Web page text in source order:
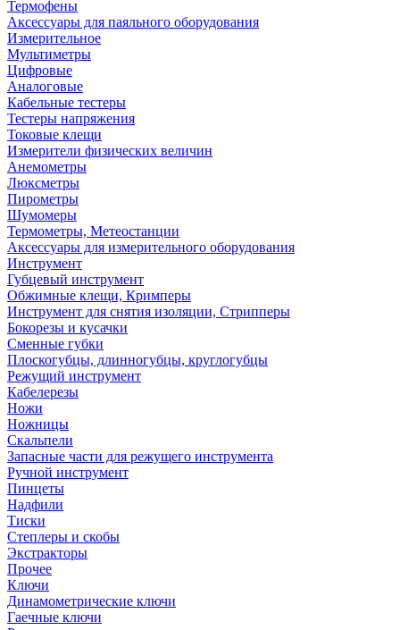
Термофены
Аксессуары для паяльного оборудования
Измерительное
Мультиметры
Цифровые
Аналоговые
Кабельные тестеры
Тестеры напряжения
Токовые клещи
Измерители физических величин
Анемометры
Люксметры
Пирометры
Шумомеры
Термометры, Метеостанции
Аксессуары для измерительного оборудования
Инструмент
Губцевый инструмент
Обжимные клещи, Кримперы
Инструмент для снятия изоляции, Стрипперы
Бокорезы и кусачки
Сменные губки
Плоскогубцы, длинногубцы, круглогубцы
Режущий инструмент
Кабелерезы
Ножи
Ножницы
Скальпели
Запасные части для режущего инструмента
Ручной инструмент
Пинцеты
Надфили
Тиски
Степлеры и скобы
Экстракторы
Прочее
Ключи
Динамометрические ключи
Гаечные ключи